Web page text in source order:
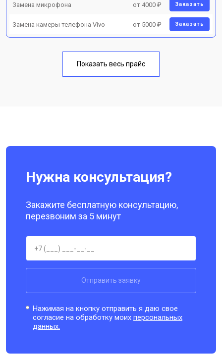
Замена микрофона от 4000 ₽ Заказать
Замена камеры телефона Vivo от 5000 ₽ Заказать
Показать весь прайс
Нужна консультация?
Закажите бесплатную консультацию,
перезвоним за 5 минут
Отправить заявку
Нажимая на кнопку отправить я даю свое
согласие на обработку моихперсональных
данных.